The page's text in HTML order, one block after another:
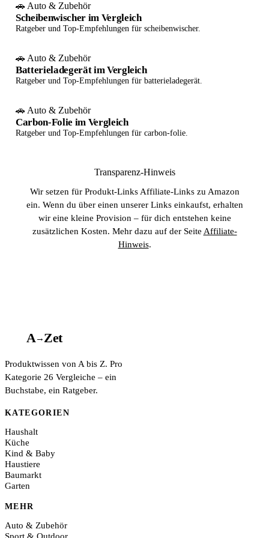
🚗 Auto & Zubehör
Scheibenwischer im Vergleich
Ratgeber und Top-Empfehlungen für scheibenwischer.
🚗 Auto & Zubehör
Batterieladegerät im Vergleich
Ratgeber und Top-Empfehlungen für batterieladegerät.
🚗 Auto & Zubehör
Carbon-Folie im Vergleich
Ratgeber und Top-Empfehlungen für carbon-folie.
Transparenz-Hinweis
Wir setzen für Produkt-Links Affiliate-Links zu Amazon
ein. Wenn du über einen unserer Links einkaufst, erhalten
wir eine kleine Provision – für dich entstehen keine
zusätzlichen Kosten. Mehr dazu auf der Seite Affiliate-
Hinweis.
A→Zet
Produktwissen von A bis Z. Pro
Kategorie 26 Vergleiche – ein
Buchstabe, ein Ratgeber.
KATEGORIEN
Haushalt
Küche
Kind & Baby
Haustiere
Baumarkt
Garten
MEHR
Auto & Zubehör